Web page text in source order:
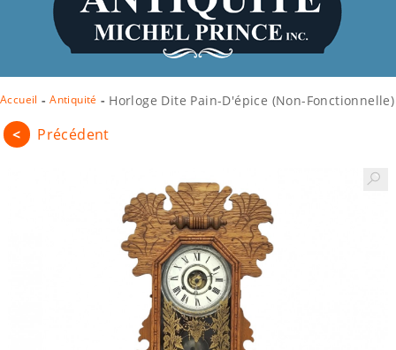
Accueil - Antiquité - Horloge Dite Pain-D'épice (non-Fonctionnelle)
< Précédent